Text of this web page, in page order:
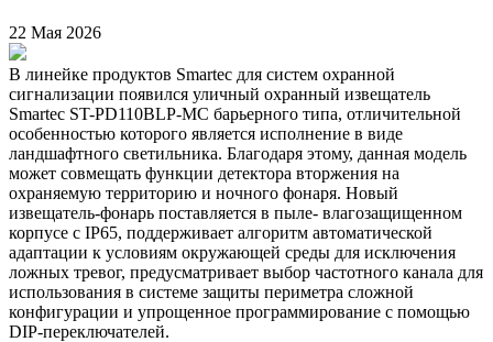
22 Мая 2026
В линейке продуктов Smartec для систем охранной
сигнализации появился уличный охранный извещатель
Smartec ST-PD110BLP-MC барьерного типа, отличительной
особенностью которого является исполнение в виде
ландшафтного светильника. Благодаря этому, данная модель
может совмещать функции детектора вторжения на
охраняемую территорию и ночного фонаря. Новый
извещатель-фонарь поставляется в пыле- влагозащищенном
корпусе с IP65, поддерживает алгоритм автоматической
адаптации к условиям окружающей среды для исключения
ложных тревог, предусматривает выбор частотного канала для
использования в системе защиты периметра сложной
конфигурации и упрощенное программирование с помощью
DIP-переключателей.